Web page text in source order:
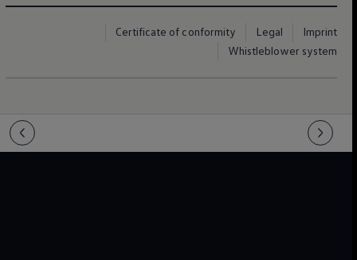
Imprint
Legal
Certificate of conformity
Whistleblower system